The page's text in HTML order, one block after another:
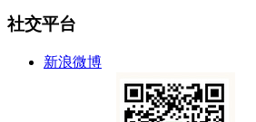
社交平台
新浪微博